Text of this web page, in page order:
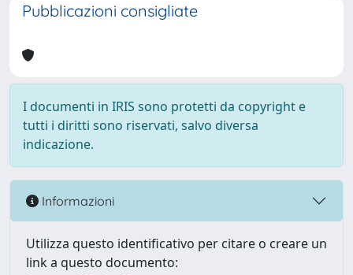
Pubblicazioni consigliate
I documenti in IRIS sono protetti da copyright e
tutti i diritti sono riservati, salvo diversa
indicazione.
Informazioni
Utilizza questo identificativo per citare o creare un
link a questo documento: